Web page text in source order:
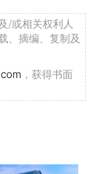
/或相关权利人
、摘编、复制及
，获得书面